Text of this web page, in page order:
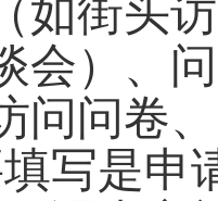
如街头
会）、
问问卷
写是申